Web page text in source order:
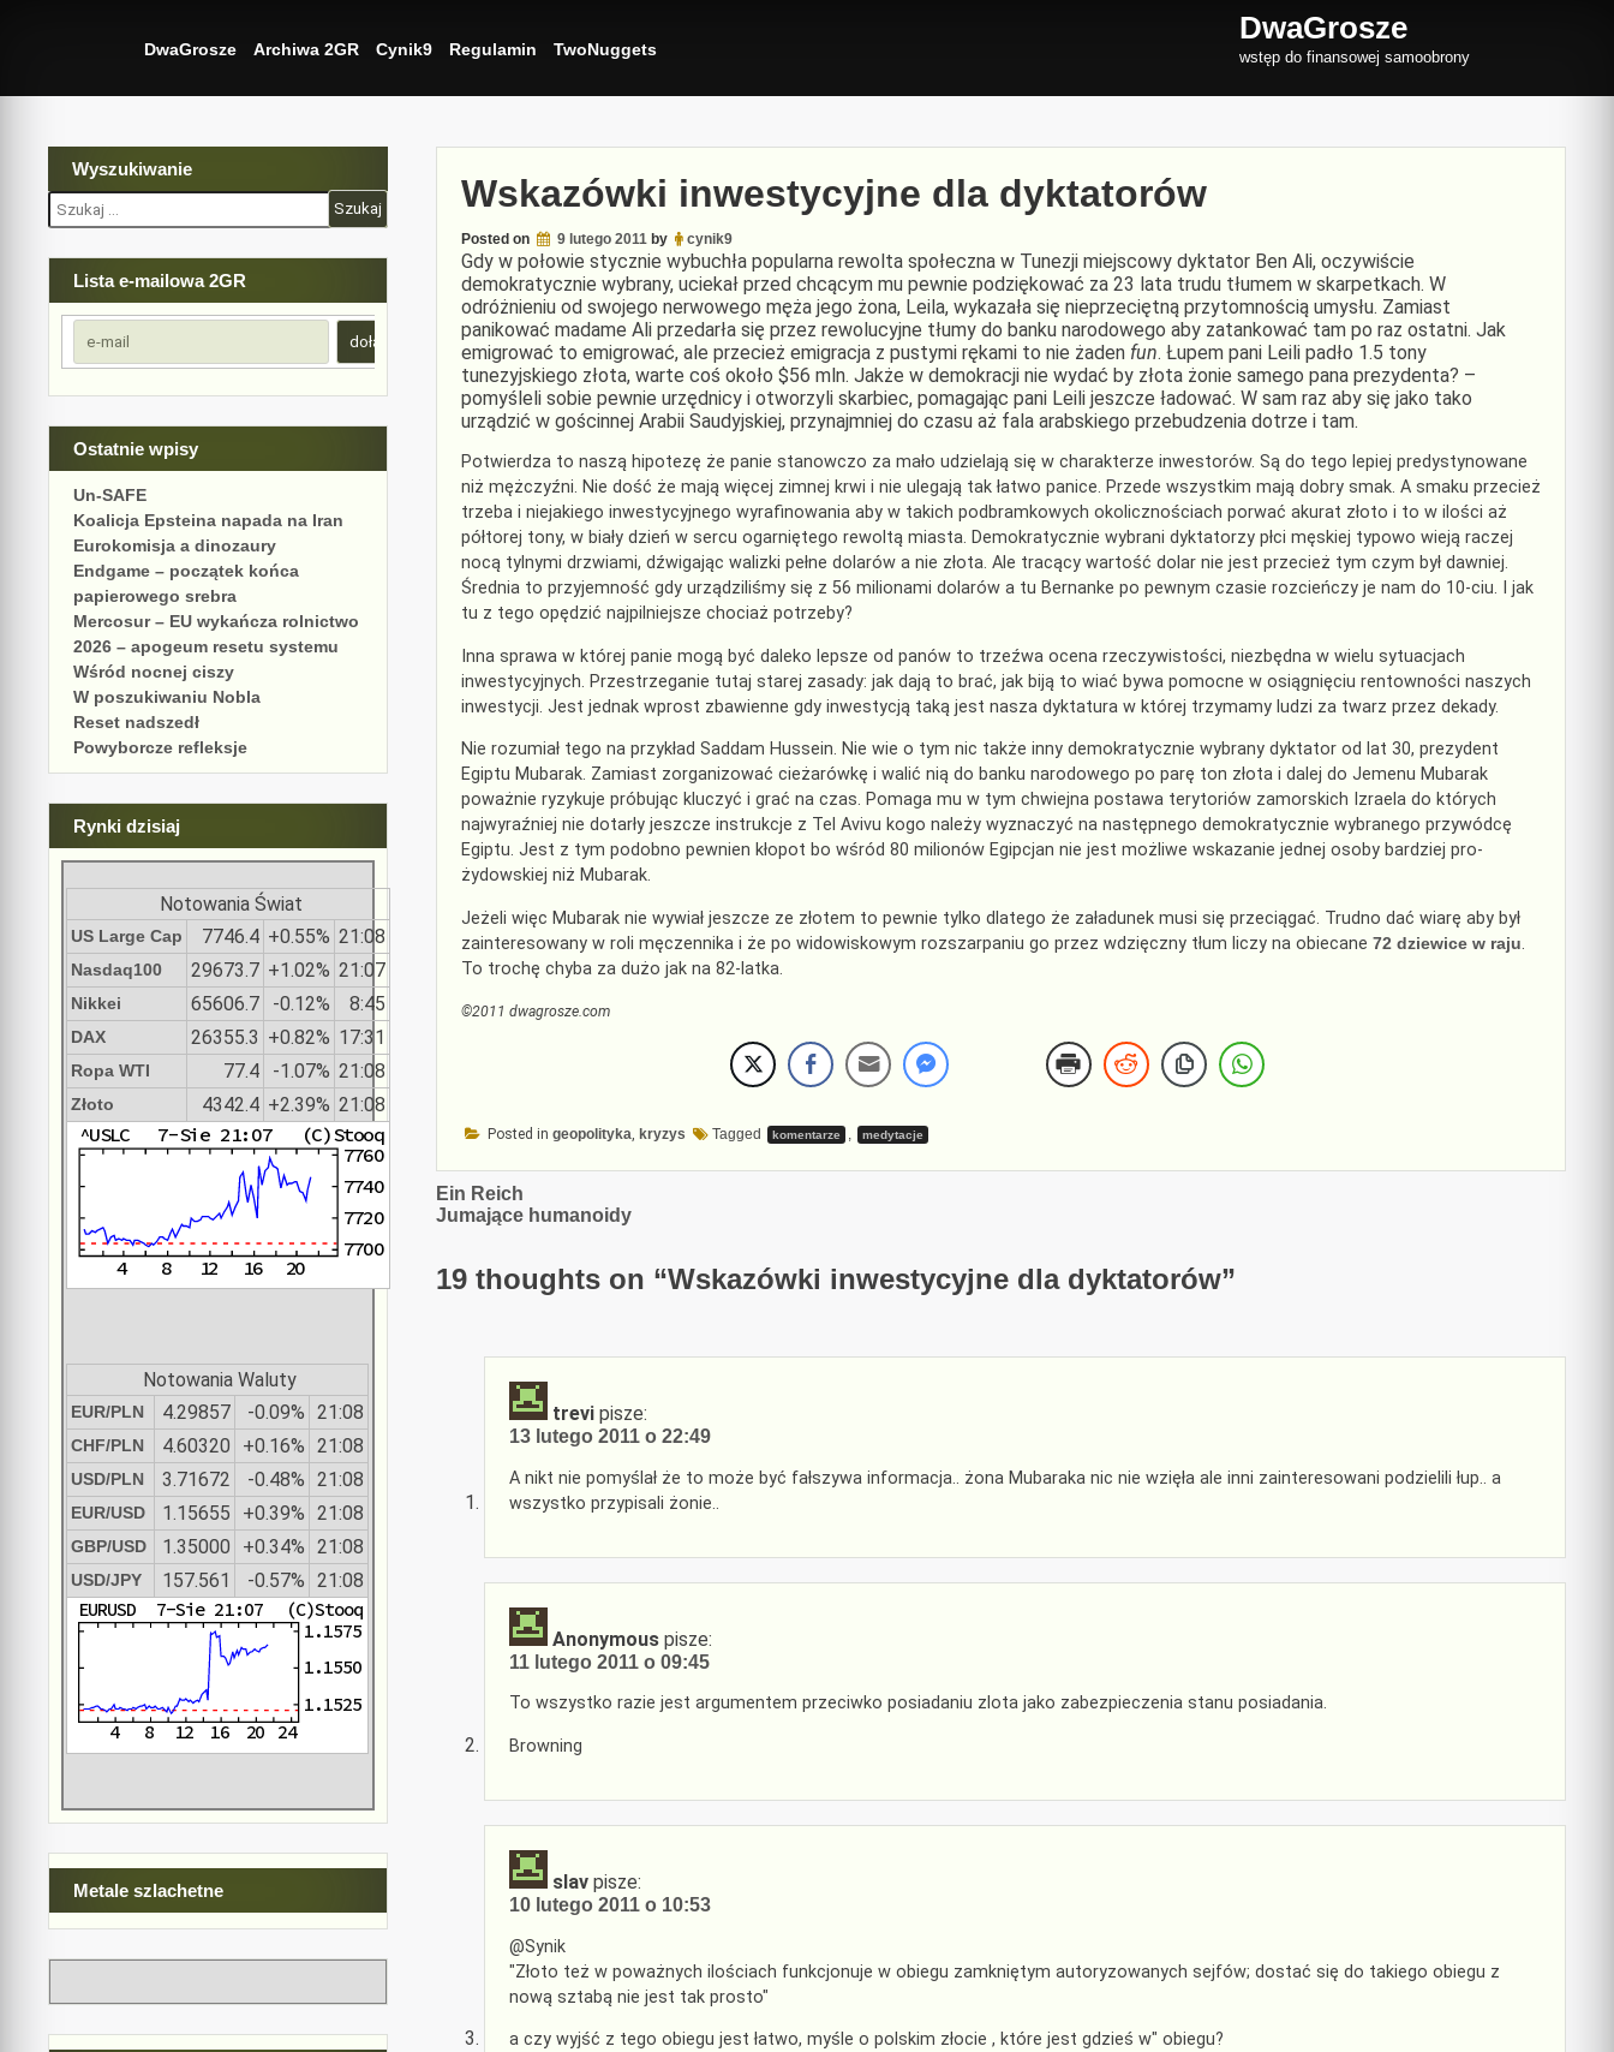
DwaGrosze Archiwa 2GR Cynik9 Regulamin TwoNuggets
DwaGrosze
wstęp do finansowej samoobrony
Wskazówki inwestycyjne dla dyktatorów
Posted on 9 lutego 2011by cynik9
Gdy w połowie stycznie wybuchła popularna rewolta społeczna w Tunezji miejscowy dyktator Ben Ali, oczywiście
demokratycznie wybrany, uciekał przed chcącym mu pewnie podziękować za 23 lata trudu tłumem w skarpetkach. W
odróżnieniu od swojego nerwowego męża jego żona, Leila, wykazała się nieprzeciętną przytomnością umysłu. Zamiast
panikować madame Ali przedarła się przez rewolucyjne tłumy do banku narodowego aby zatankować tam po raz ostatni. Jak
emigrować to emigrować, ale przecież emigracja z pustymi rękami to nie żaden fun. Łupem pani Leili padło 1.5 tony
tunezyjskiego złota, warte coś około $56 mln. Jakże w demokracji nie wydać by złota żonie samego pana prezydenta? –
pomyśleli sobie pewnie urzędnicy i otworzyli skarbiec, pomagając pani Leili jeszcze ładować. W sam raz aby się jako tako
urządzić w gościnnej Arabii Saudyjskiej, przynajmniej do czasu aż fala arabskiego przebudzenia dotrze i tam.
Potwierdza to naszą hipotezę że panie stanowczo za mało udzielają się w charakterze inwestorów. Są do tego lepiej predystynowane
niż mężczyźni. Nie dość że mają więcej zimnej krwi i nie ulegają tak łatwo panice. Przede wszystkim mają dobry smak. A smaku przecież
trzeba i niejakiego inwestycyjnego wyrafinowania aby w takich podbramkowych okolicznościach porwać akurat złoto i to w ilości aż
półtorej tony, w biały dzień w sercu ogarniętego rewoltą miasta. Demokratycznie wybrani dyktatorzy płci męskiej typowo wieją raczej
nocą tylnymi drzwiami, dźwigając walizki pełne dolarów a nie złota. Ale tracący wartość dolar nie jest przecież tym czym był dawniej.
Średnia to przyjemność gdy urządziliśmy się z 56 milionami dolarów a tu Bernanke po pewnym czasie rozcieńczy je nam do 10-ciu. I jak
tu z tego opędzić najpilniejsze chociaż potrzeby?
Inna sprawa w której panie mogą być daleko lepsze od panów to trzeźwa ocena rzeczywistości, niezbędna w wielu sytuacjach
inwestycyjnych. Przestrzeganie tutaj starej zasady: jak dają to brać, jak biją to wiać bywa pomocne w osiągnięciu rentowności naszych
inwestycji. Jest jednak wprost zbawienne gdy inwestycją taką jest nasza dyktatura w której trzymamy ludzi za twarz przez dekady.
Nie rozumiał tego na przykład Saddam Hussein. Nie wie o tym nic także inny demokratycznie wybrany dyktator od lat 30, prezydent
Egiptu Mubarak. Zamiast zorganizować cieżarówkę i walić nią do banku narodowego po parę ton złota i dalej do Jemenu Mubarak
poważnie ryzykuje próbując kluczyć i grać na czas. Pomaga mu w tym chwiejna postawa terytoriów zamorskich Izraela do których
najwyraźniej nie dotarły jeszcze instrukcje z Tel Avivu kogo należy wyznaczyć na następnego demokratycznie wybranego przywódcę
Egiptu. Jest z tym podobno pewnien kłopot bo wśród 80 milionów Egipcjan nie jest możliwe wskazanie jednej osoby bardziej pro-
żydowskiej niż Mubarak.
Jeżeli więc Mubarak nie wywiał jeszcze ze złotem to pewnie tylko dlatego że załadunek musi się przeciągać. Trudno dać wiarę aby był
zainteresowany w roli męczennika i że po widowiskowym rozszarpaniu go przez wdzięczny tłum liczy na obiecane 72 dziewice w raju.
To trochę chyba za dużo jak na 82-latka.
©2011 dwagrosze.com
Posted in geopolityka, kryzys Tagged komentarze , medytacje
Nawigacja
wpisu
Ein Reich
Jumające humanoidy
19 thoughts on “Wskazówki inwestycyjne dla dyktatorów”
trevi pisze:
13 lutego 2011 o 22:49
A nikt nie pomyślał że to może być fałszywa informacja.. żona Mubaraka nic nie wzięła ale inni zainteresowani podzielili łup.. a
wszystko przypisali żonie..
Anonymous pisze:
11 lutego 2011 o 09:45
To wszystko razie jest argumentem przeciwko posiadaniu zlota jako zabezpieczenia stanu posiadania.
Browning
slav pisze:
10 lutego 2011 o 10:53
@Synik
"Złoto też w poważnych ilościach funkcjonuje w obiegu zamkniętym autoryzowanych sejfów; dostać się do takiego obiegu z
nową sztabą nie jest tak prosto"
a czy wyjść z tego obiegu jest łatwo, myśle o polskim złocie , które jest gdzieś w" obiegu?
Wyszukiwanie
Szukaj:
Lista e-mailowa 2GR
Ostatnie wpisy
Un-SAFE
Koalicja Epsteina napada na Iran
Eurokomisja a dinozaury
Endgame – początek końca
papierowego srebra
Mercosur – EU wykańcza rolnictwo
2026 – apogeum resetu systemu
Wśród nocnej ciszy
W poszukiwaniu Nobla
Reset nadszedł
Powyborcze refleksje
Rynki dzisiaj
Notowania Świat
US Large Cap 7746.4 +0.55% 21:08
Nasdaq100 29673.7 +1.02% 21:07
Nikkei 65606.7 -0.12% 8:45
DAX 26355.3 +0.82% 17:31
Ropa WTI 77.4 -1.07% 21:08
Złoto 4342.4 +2.39% 21:08
Notowania Waluty
EUR/PLN 4.29857 -0.09% 21:08
CHF/PLN 4.60320 +0.16% 21:08
USD/PLN 3.71672 -0.48% 21:08
EUR/USD 1.15655 +0.39% 21:08
GBP/USD 1.35000 +0.34% 21:08
USD/JPY 157.561 -0.57% 21:08
Metale szlachetne